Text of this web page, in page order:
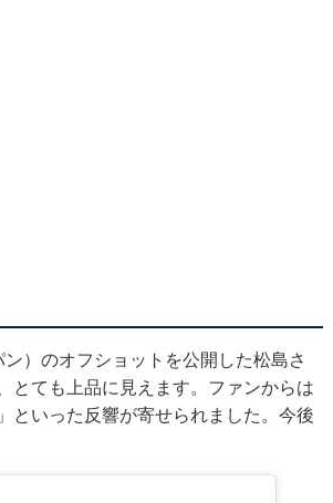
）のオフショットを公開した松島さ
とても上品に見えます。ファンからは
といった反響が寄せられました。今後